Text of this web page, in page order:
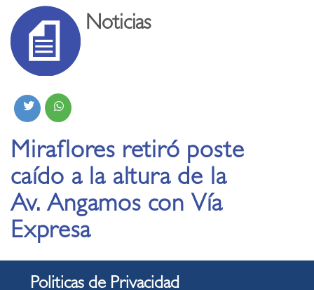
Noticias
Miraflores retiró poste
caído a la altura de la
Av. Angamos con Vía
Expresa
17.07.203